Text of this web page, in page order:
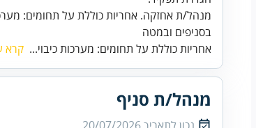
בסניפים ובמטה
אחריות כוללת על תחומים: מערכות כיבוי... קרא
מנהל/ת סניף